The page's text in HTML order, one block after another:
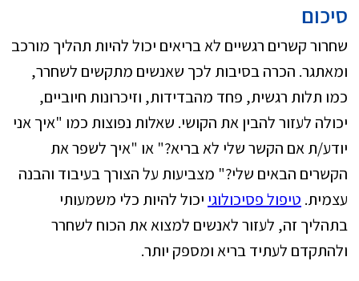
סיכום
שחרור קשרים רגשיים לא בריאים יכול להיות תהליך מורכב
ומאתגר. הכרה בסיבות לכך שאנשים מתקשים לשחרר,
כמו תלות רגשית, פחד מהבדידות, וזיכרונות חיוביים,
יכולה לעזור להבין את הקושי. שאלות נפוצות כמו "איך אני
יודע/ת אם הקשר שלי לא בריא?" או "איך לשפר את
הקשרים הבאים שלי?" מצביעות על הצורך בעיבוד והבנה
עצמית. טיפול פסיכולוגי יכול להיות כלי משמעותי
בתהליך זה, לעזור לאנשים למצוא את הכוח לשחרר
ולהתקדם לעתיד בריא ומספק יותר.